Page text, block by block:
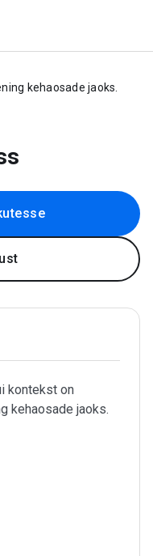
kehaosade jaoks.
kontekst on
kehaosade jaoks.